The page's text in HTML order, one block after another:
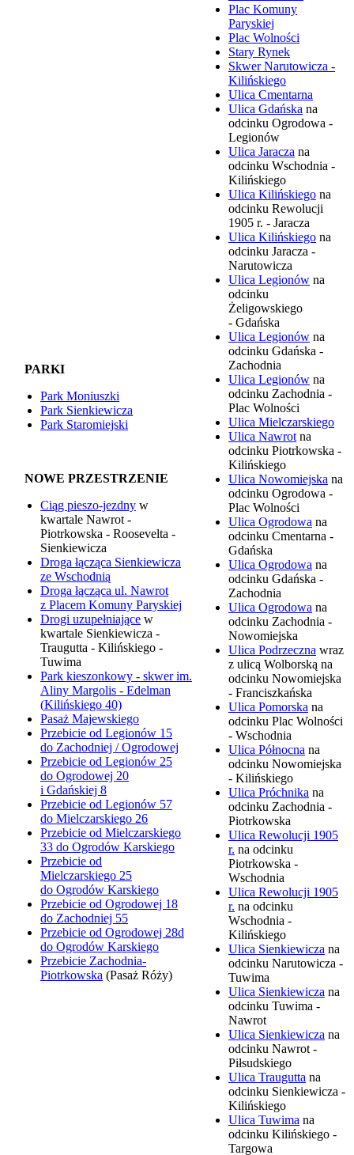
PARKI
Park Moniuszki
Park Sienkiewicza
Park Staromiejski
NOWE PRZESTRZENIE
Ciąg pieszo-jezdny w
kwartale Nawrot -
Piotrkowska - Roosevelta -
Sienkiewicza
Droga łącząca Sienkiewicza
ze Wschodnią
Droga łącząca ul. Nawrot
z Placem Komuny Paryskiej
Drogi uzupełniające w
kwartale Sienkiewicza -
Traugutta - Kilińskiego -
Tuwima
Park kieszonkowy - skwer im.
Aliny Margolis - Edelman
(Kilińskiego 40)
Pasaż Majewskiego
Przebicie od Legionów 15
do Zachodniej / Ogrodowej
Przebicie od Legionów 25
do Ogrodowej 20
i Gdańskiej 8
Przebicie od Legionów 57
do Mielczarskiego 26
Przebicie od Mielczarskiego
33 do Ogrodów Karskiego
Przebicie od
Mielczarskiego 25
do Ogrodów Karskiego
Przebicie od Ogrodowej 18
do Zachodniej 55
Przebicie od Ogrodowej 28d
do Ogrodów Karskiego
Przebicie Zachodnia-
Piotrkowska (Pasaż Róży)
Plac Komuny
Paryskiej
Plac Wolności
Stary Rynek
Skwer Narutowicza -
Kilińskiego
Ulica Cmentarna
Ulica Gdańska na
odcinku Ogrodowa -
Legionów
Ulica Jaracza na
odcinku Wschodnia -
Kilińskiego
Ulica Kilińskiego na
odcinku Rewolucji
1905 r. - Jaracza
Ulica Kilińskiego na
odcinku Jaracza -
Narutowicza
Ulica Legionów na
odcinku
Żeligowskiego
- Gdańska
Ulica Legionów na
odcinku Gdańska -
Zachodnia
Ulica Legionów na
odcinku Zachodnia -
Plac Wolności
Ulica Mielczarskiego
Ulica Nawrot na
odcinku Piotrkowska -
Kilińskiego
Ulica Nowomiejska na
odcinku Ogrodowa -
Plac Wolności
Ulica Ogrodowa na
odcinku Cmentarna -
Gdańska
Ulica Ogrodowa na
odcinku Gdańska -
Zachodnia
Ulica Ogrodowa na
odcinku Zachodnia -
Nowomiejska
Ulica Podrzeczna wraz
z ulicą Wolborską na
odcinku Nowomiejska
- Franciszkańska
Ulica Pomorska na
odcinku Plac Wolności
- Wschodnia
Ulica Północna na
odcinku Nowomiejska
- Kilińskiego
Ulica Próchnika na
odcinku Zachodnia -
Piotrkowska
Ulica Rewolucji 1905
r. na odcinku
Piotrkowska -
Wschodnia
Ulica Rewolucji 1905
r. na odcinku
Wschodnia -
Kilińskiego
Ulica Sienkiewicza na
odcinku Narutowicza -
Tuwima
Ulica Sienkiewicza na
odcinku Tuwima -
Nawrot
Ulica Sienkiewicza na
odcinku Nawrot -
Piłsudskiego
Ulica Traugutta na
odcinku Sienkiewicza -
Kilińskiego
Ulica Tuwima na
odcinku Kilińskiego -
Targowa